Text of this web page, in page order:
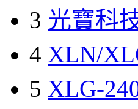
3 光寶科
4 XLN/
5 XLG-